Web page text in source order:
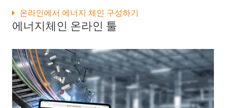
에너지체인 온라인 툴
온라인에서 에너지 체인 구성하기